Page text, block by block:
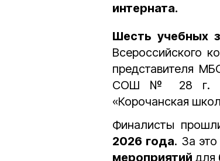
интерната.
Шесть учебных
Всероссийского
представителя
СОШ № 28 г.
«Корочанская
Финалисты
2026 года. За
мероприятий для